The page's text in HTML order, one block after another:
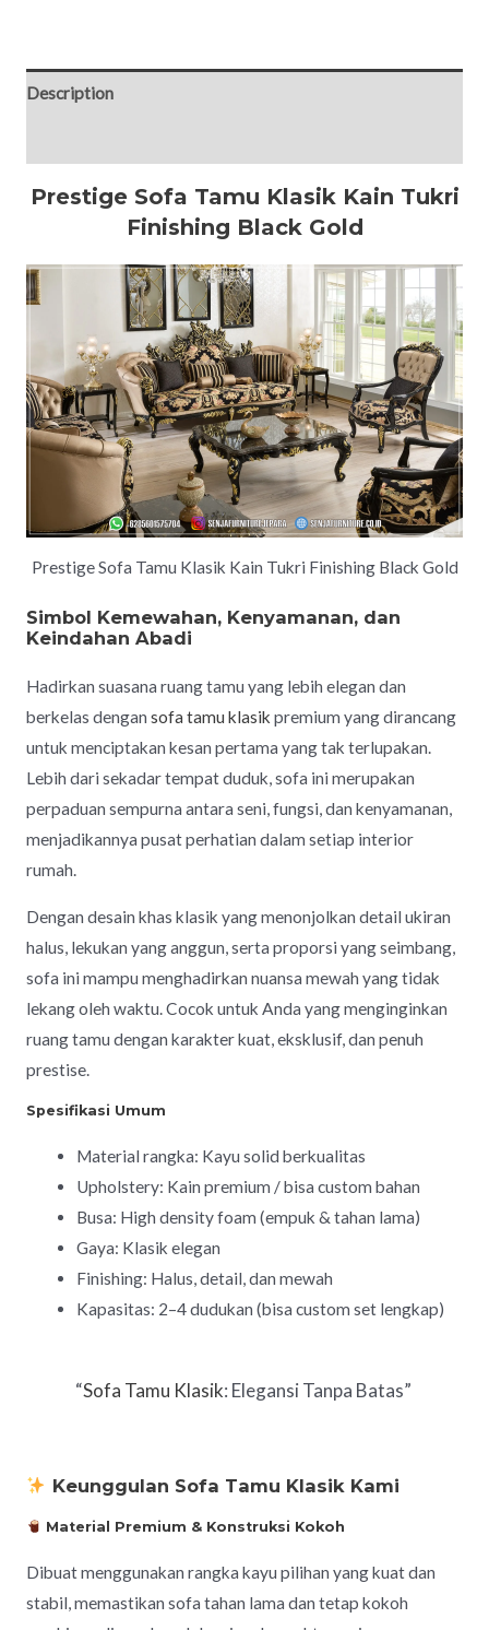
Description
Prestige Sofa Tamu Klasik Kain Tukri
Finishing Black Gold
Prestige Sofa Tamu Klasik Kain Tukri Finishing Black Gold
Simbol Kemewahan, Kenyamanan, dan
Keindahan Abadi
Hadirkan suasana ruang tamu yang lebih elegan dan
berkelas dengan sofa tamu klasik premium yang dirancang
untuk menciptakan kesan pertama yang tak terlupakan.
Lebih dari sekadar tempat duduk, sofa ini merupakan
perpaduan sempurna antara seni, fungsi, dan kenyamanan,
menjadikannya pusat perhatian dalam setiap interior
rumah.
Dengan desain khas klasik yang menonjolkan detail ukiran
halus, lekukan yang anggun, serta proporsi yang seimbang,
sofa ini mampu menghadirkan nuansa mewah yang tidak
lekang oleh waktu. Cocok untuk Anda yang menginginkan
ruang tamu dengan karakter kuat, eksklusif, dan penuh
prestise.
Spesifikasi Umum
Material rangka: Kayu solid berkualitas
Upholstery: Kain premium / bisa custom bahan
Busa: High density foam (empuk & tahan lama)
Gaya: Klasik elegan
Finishing: Halus, detail, dan mewah
Kapasitas: 2–4 dudukan (bisa custom set lengkap)
“Sofa Tamu Klasik: Elegansi Tanpa Batas”
Keunggulan Sofa Tamu Klasik Kami
Material Premium & Konstruksi Kokoh
Dibuat menggunakan rangka kayu pilihan yang kuat dan
stabil, memastikan sofa tahan lama dan tetap kokoh